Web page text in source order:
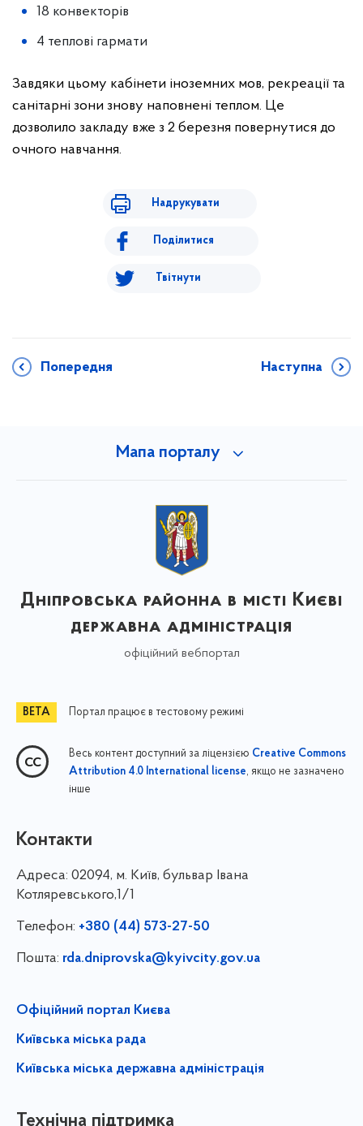
18 конвекторів
4 теплові гармати
Завдяки цьому кабінети іноземних мов, рекреації та
санітарні зони знову наповнені теплом. Це
дозволило закладу вже з 2 березня повернутися до
очного навчання.
Надрукувати
Поділитися
Твітнути
Попередня Наступна
Мапа порталу
Дніпровська районна в місті Києві
державна адміністрація
офіційний вебпортал
Портал працює в тестовому режимі
Весь контент доступний за ліцензією Creative Commons
Attribution 4.0 International license, якщо не зазначено
інше
Контакти
Адреса: 02094, м. Київ, бульвар Івана
Котляревського,1/1
Телефон: +380 (44) 573-27-50
Пошта: rda.dniprovska@kyivcity.gov.ua
Офіційний портал Києва
Київська міська рада
Київська міська державна адміністрація
Технічна підтримка